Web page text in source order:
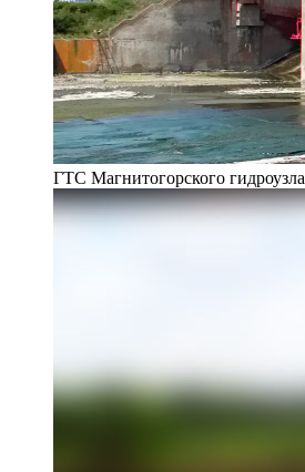
ГТС Магнитогорского гидроузла